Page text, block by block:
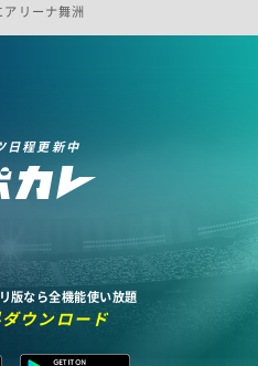
アリーナ舞洲
日程更新中
版なら全機能使い放題
ウンロード